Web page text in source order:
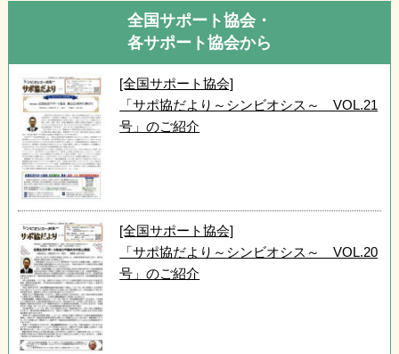
全国サポート協会・
各サポート協会から
[全国サポート協会]
「サポ協だより～シンビオシス～ VOL.21
号」のご紹介
[全国サポート協会]
「サポ協だより～シンビオシス～ VOL.20
号」のご紹介